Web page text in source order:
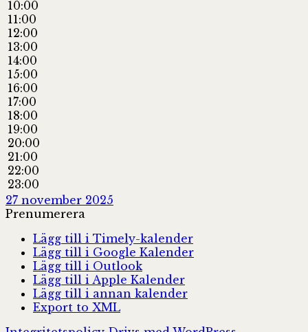
10:00
11:00
12:00
13:00
14:00
15:00
16:00
17:00
18:00
19:00
20:00
21:00
22:00
23:00
27 november 2025
Prenumerera
Lägg till i Timely-kalender
Lägg till i Google Kalender
Lägg till i Outlook
Lägg till i Apple Kalender
Lägg till i annan kalender
Export to XML